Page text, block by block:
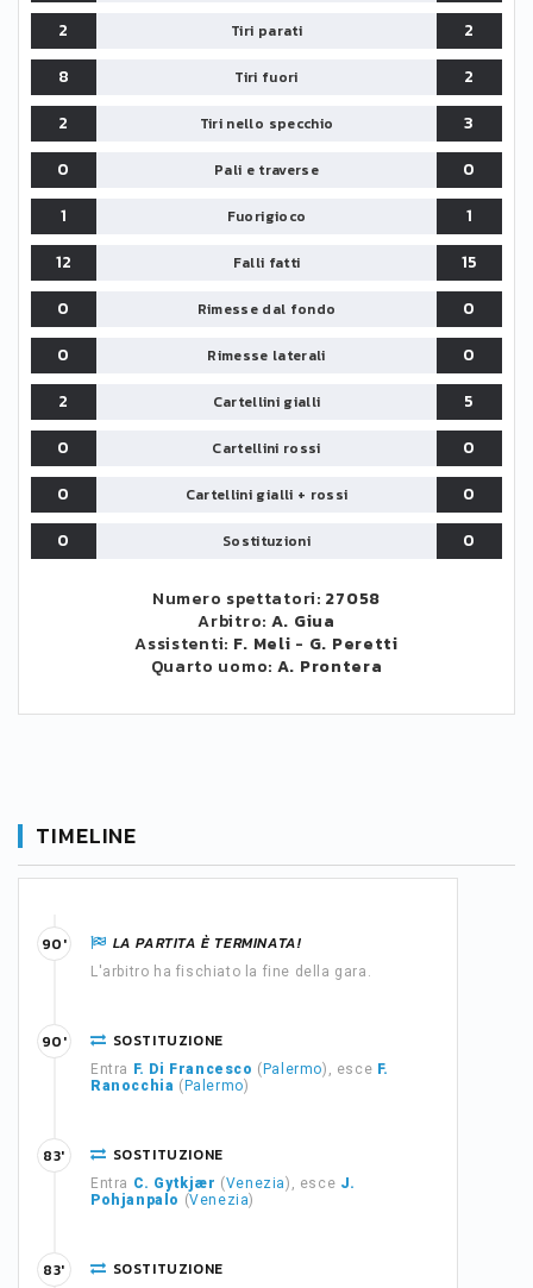
2 Tiri parati
2
8
Tiri fuori
2
2
Tiri nello specchio
3
0
Pali e traverse
0
1
Fuorigioco
1
12
Falli fatti
15
0
Rimesse dal fondo
0
0
Rimesse laterali
0
2
Cartellini gialli
5
0
Cartellini rossi
0
0
Cartellini gialli + rossi
0
0
Sostituzioni 0
Numero spettatori: 27058
Arbitro: A. Giua
Assistenti: F. Meli - G. Peretti
Quarto uomo: A. Prontera
TIMELINE
LA PARTITA È TERMINATA!
L'arbitro ha fischiato la fine della gara.
90'
SOSTITUZIONE
Entra F. Di Francesco ( Palermo), esce F.
Ranocchia ( Palermo)
90'
SOSTITUZIONE
Entra C. Gytkjær (Venezia), esce J.
Pohjanpalo (Venezia)
83'
SOSTITUZIONE
83'